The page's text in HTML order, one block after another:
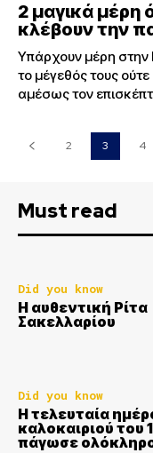
2 μαγικά μέρη
κλέβουν την
Υπάρχουν μέρη στην
το μέγεθός τους
αμέσως τον
2 3 4
Must read
Did you know
Η αυθεντική Ρίτα
Σακελλαρίου
Did you know
Η τελευταία
καλοκαιριού του
πάγωσε